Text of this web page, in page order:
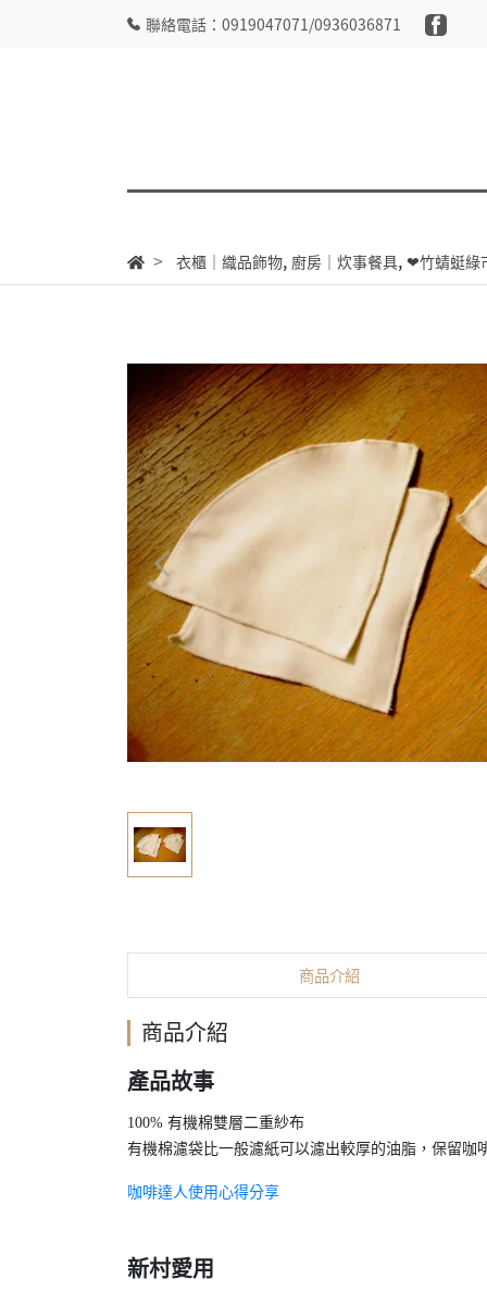
聯絡電話：0919047071/0936036871
衣櫃｜織品飾物, 廚房｜炊事餐具, ❤︎竹蜻蜓綠
商品介紹
商品介紹
產品故事
100% 有機棉雙層二重紗布
有機棉濾袋比一般濾紙可以濾出較厚的油脂，保留咖
咖啡達人使用心得分享
新村愛用